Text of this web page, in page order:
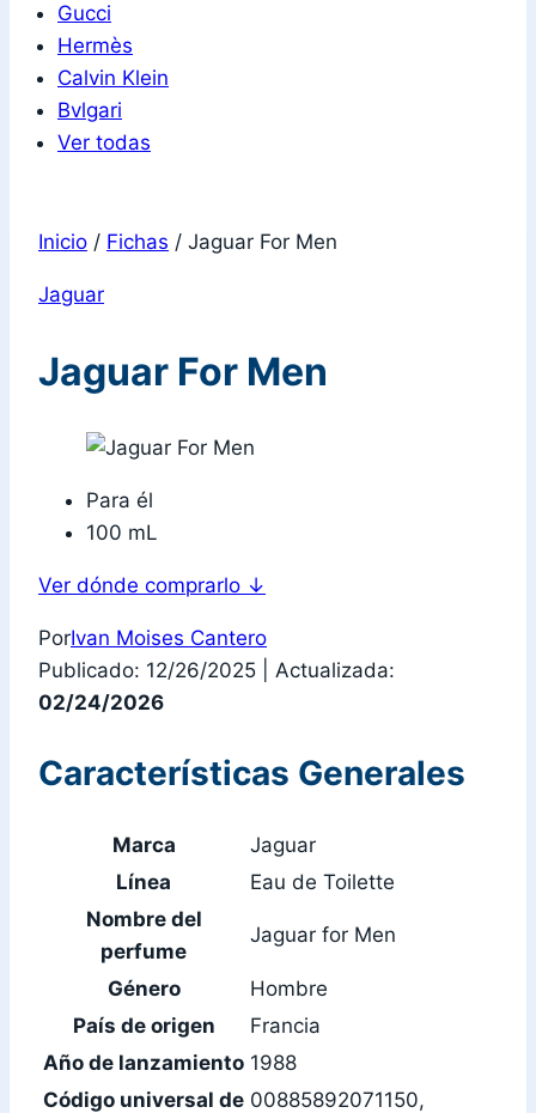
Gucci
Hermès
Calvin Klein
Bvlgari
Ver todas
Inicio / Fichas / Jaguar For Men
Jaguar
Jaguar For Men
Para él
100 mL
Ver dónde comprarlo ↓
PorIvan Moises Cantero
Publicado: 12/26/2025
Actualizada:
02/24/2026
Características Generales
Marca
Jaguar
Línea
Eau de Toilette
Nombre del
perfume
Jaguar for Men
Género
Hombre
País de origen
Francia
Año de lanzamiento 1988
Código universal de 00885892071150,